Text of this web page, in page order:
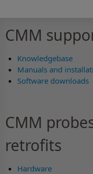
CMM
Knowledgebase
Manuals and
Software downloads
CMM
retrofits
Hardware